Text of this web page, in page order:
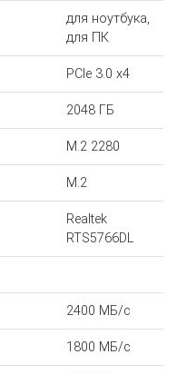
для ноутбука,
для ПК
PCIe 3.0 x4
2048 ГБ
M.2 2280
M.2
Realtek
RTS5766DL
2400 МБ/с
1800 МБ/с